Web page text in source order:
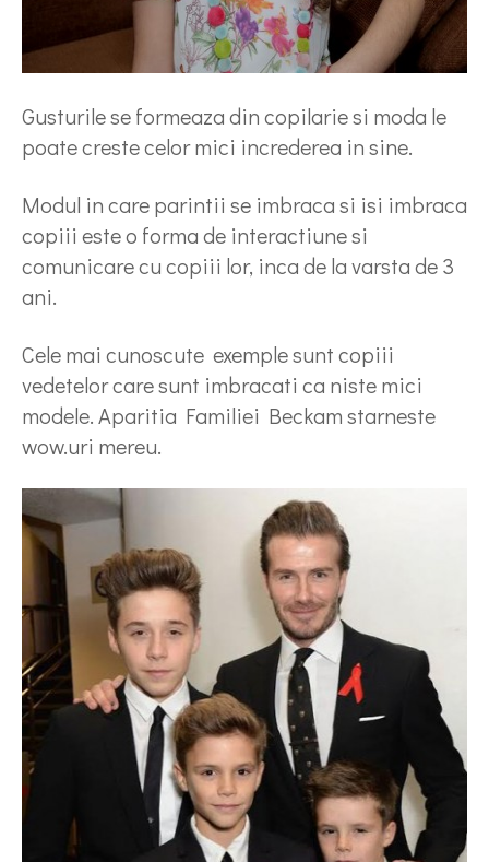
Gusturile se formeaza din copilarie si moda le
poate creste celor mici increderea in sine.
Modul in care parintii se imbraca si isi imbraca
copiii este o forma de interactiune si
comunicare cu copiii lor, inca de la varsta de 3
ani.
Cele mai cunoscute exemple sunt copiii
vedetelor care sunt imbracati ca niste mici
modele. Aparitia Familiei Beckam starneste
wow.uri mereu.